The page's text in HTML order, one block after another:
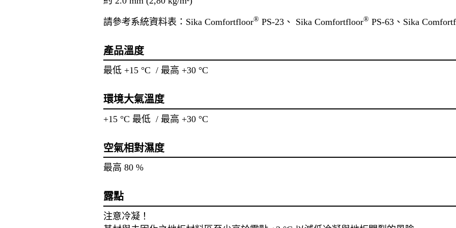
請參考系統資料表：Sika Comfortfloor® PS-23、 Sika Comfortfloor® PS-63、Sika
產品溫度
最低 +15 °C / 最高 +30 °C
環境大氣溫度
+15 °C 最低 / 最高 +30 °C
空氣相對濕度
最高 80 %
露點
注意冷凝！